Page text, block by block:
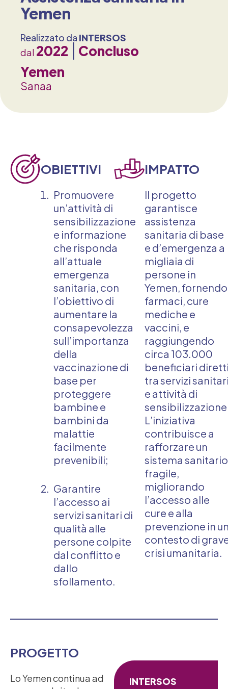
Yemen
Realizzato da INTERSOS
dal 2022
Concluso
Yemen
Sanaa
OBIETTIVI
Promuovere
un’attività di
sensibilizzazione
e informazione
che risponda
all’attuale
emergenza
sanitaria, con
l’obiettivo di
aumentare la
consapevolezza
sull’importanza
della
vaccinazione di
base per
proteggere
bambine e
bambini da
malattie
facilmente
prevenibili;
Garantire
l’accesso ai
servizi sanitari di
qualità alle
persone colpite
dal conflitto e
dallo
sfollamento.
IMPATTO
Il progetto
garantisce
assistenza
sanitaria di base
e d’emergenza a
migliaia di
persone in
Yemen, fornendo
farmaci, cure
mediche e
vaccini, e
raggiungendo
circa 103.000
beneficiari
tra servizi
e attività di
L’iniziativa
contribuisce a
rafforzare un
sistema sanitario
fragile,
migliorando
l’accesso alle
cure e alla
prevenzione in
contesto di
crisi umanitaria.
PROGETTO
Lo Yemen continua ad
INTERSOS